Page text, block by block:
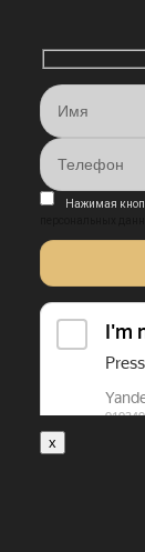
Нажимая
x